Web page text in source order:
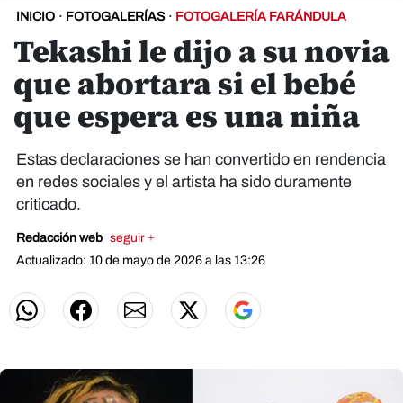
INICIO · FOTOGALERÍAS · FOTOGALERÍA FARÁNDULA
Tekashi le dijo a su novia
que abortara si el bebé
que espera es una niña
Estas declaraciones se han convertido en rendencia
en redes sociales y el artista ha sido duramente
criticado.
Redacción web seguir +
Actualizado: 10 de mayo de 2026 a las 13:26